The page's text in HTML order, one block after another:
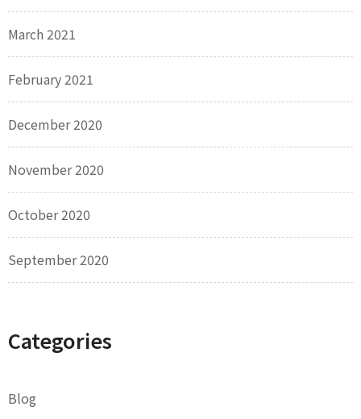
March 2021
February 2021
December 2020
November 2020
October 2020
September 2020
Categories
Blog